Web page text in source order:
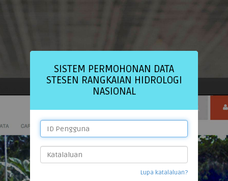
SISTEM PERMOHONAN DATA
STESEN RANGKAIAN HIDROLOGI
NASIONAL
Lupa katalaluan?